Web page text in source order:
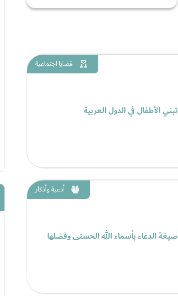
قضايا اجتماعية
تبني الأطفال في الدول العربية
أدعية وأذكار
صيغة الدعاء بأسماء الله الحسنى وفضلها